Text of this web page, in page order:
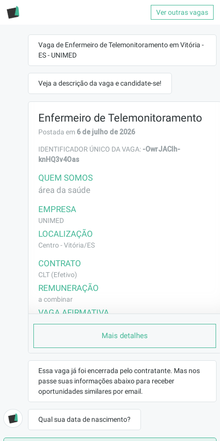
Ver outras vagas
Vaga de Enfermeiro de Telemonitoramento em Vitória -
ES - UNIMED
Veja a descrição da vaga e candidate-se!
Enfermeiro de Telemonitoramento
Postada em 6 de julho de 2026
IDENTIFICADOR ÚNICO DA VAGA: -OwrJACIh-
knHQ3v4Oas
QUEM SOMOS
área da saúde
EMPRESA
UNIMED
LOCALIZAÇÃO
Centro - Vitória/ES
CONTRATO
CLT (Efetivo)
REMUNERAÇÃO
a combinar
VAGA AFIRMATIVA
Não
RAMO DE ATUAÇÃO
Saúde
BENEFÍCIOS
a combinar
DESCRIÇÃO
Estamos em busca de um(a) Enfermeiro(a)
para atuar na liderança da equipe de Medicina
Preventiva em nosso Call Center. O
Mais detalhes
Essa vaga já foi encerrada pelo contratante. Mas nos
passe suas informações abaixo para receber
oportunidades similares por email.
Qual sua data de nascimento?